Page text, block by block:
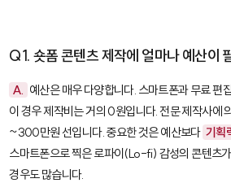
Q1. 숏폼 콘텐츠 제작에 얼마나 예산이
A. 예산은 매우 다양합니다. 스마트폰과 무료 편
이 경우 제작비는 거의 0원입니다. 전문 제작사에
~300만원 선입니다. 중요한 것은 예산보다 기획
스마트폰으로 찍은 로파이(Lo-fi) 감성의 콘텐츠
경우도 많습니다.